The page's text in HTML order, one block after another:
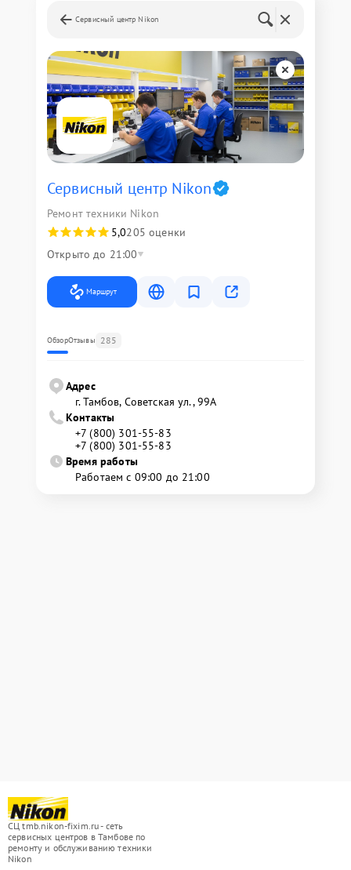
Сервисный центр Nikon
Сервисный центр Nikon
Ремонт техники Nikon
5,0205 оценки
Открыто до 21:00
Маршрут
ОбзорОтзывы 285
Адрес
г. Тамбов, Советская ул., 99А
Контакты
+7 (800) 301-55-83
+7 (800) 301-55-83
Время работы
Работаем с 09:00 до 21:00
СЦ tmb.nikon-fixim.ru - сеть
сервисных центров в Тамбове по
ремонту и обслуживанию техники
Nikon